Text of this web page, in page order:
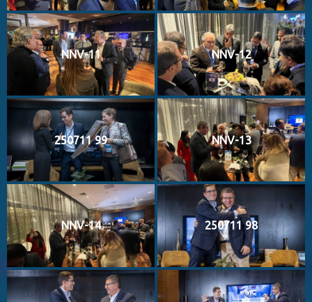
NNV-11 NNV-12
250711 99 NNV-13
NNV-14 250711 98